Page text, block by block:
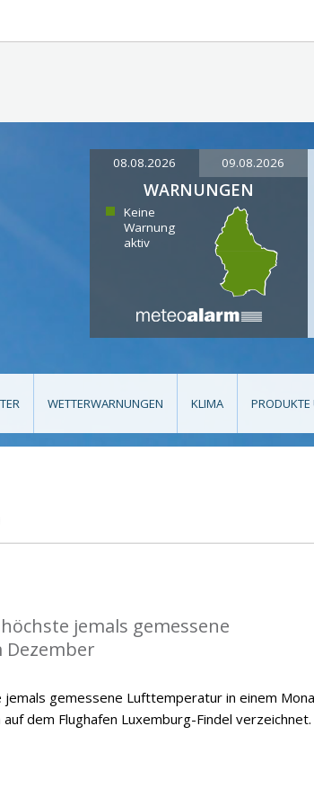
08.08.2026 09.08.2026
WARNUNGEN
Keine
Warnung
aktiv
WETTERWARNUNGEN KLIMA PRODUKTE
jemals gemessene
gemessene Lufttemperatur in einem
dem Flughafen Luxemburg-Findel verzeichnet.